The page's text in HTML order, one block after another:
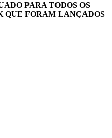
PARA TODOS OS
QUE FORAM LANÇADOS